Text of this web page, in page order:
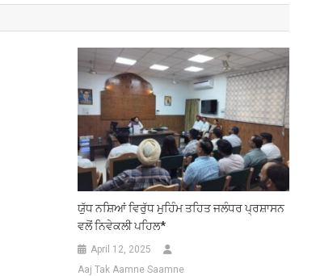
ਯੁੱਧ ਨਸ਼ਿਆਂ ਵਿਰੁੱਧ ਮੁਹਿੰਮ ਤਹਿਤ ਜਲੰਧਰ ਪ੍ਰਸ਼ਾਸਨ
ਵਲੋਂ ਨਿਵੇਕਲੀ ਪਹਿਲ*
April 12, 2025
Aaj Tak Aamne Saamne